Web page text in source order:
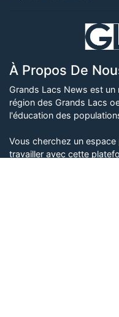
À Propos De
Grands Lacs News est
région des Grands Lacs
l'éducation des
Vous cherchez un
travailler avec cette